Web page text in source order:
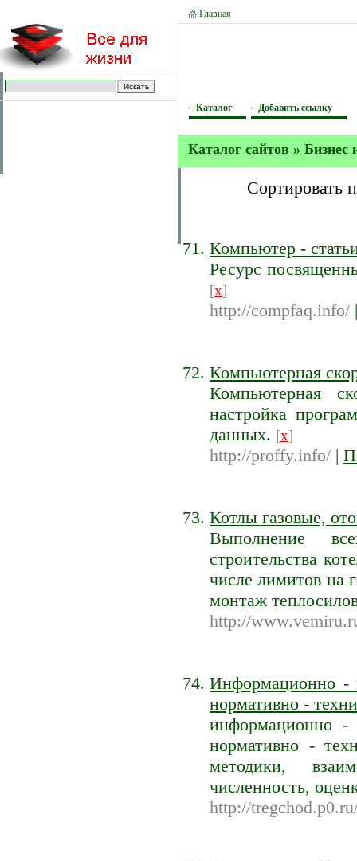
Главная
Каталог Добавить ссылку
Каталог сайтов » Бизнес
Сортировать
Компьютер -
Ресурс
[x]
http://compfaq.info/
Компьютерная
Компьютерная
настройка
данных. [x]
http://proffy.info/ |
Котлы газовые,
Выполнение
строительства
числе лимитов на
монтаж
http://
Информационно -
нормативно -
информационно -
нормативно -
методики,
численность,
http://